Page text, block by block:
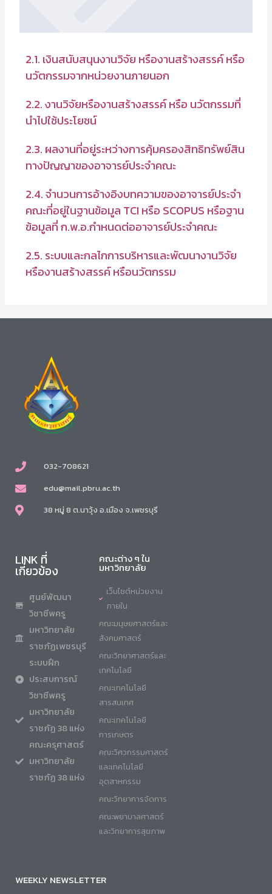
2.1. เงินสนับสนุนงานวิจัย หรืองานสร้างสรรค์ หรือ
นวัตกรรมจากหน่วยงานภายนอก
2.2. งานวิจัยหรืองานสร้างสรรค์ หรือ นวัตกรรมที่
นำไปใช้ประโยชน์
2.3. ผลงานที่อยู่ระหว่างการคุ้มครองสิทธิทรัพย์สิน
ทางปัญญาของอาจารย์ประจำคณะ
2.4. จำนวนการอ้างอิงบทความของอาจารย์ประจำ
คณะที่อยู่ในฐานข้อมูล TCI หรือ SCOPUS หรือฐาน
ข้อมูลที่ ก.พ.อ.กำหนดต่ออาจารย์ประจำคณะ
2.5. ระบบและกลไกการบริหารและพัฒนางานวิจัย
หรืองานสร้างสรรค์ หรือนวัตกรรม
032-708621
edu@mail.pbru.ac.th
38 หมู่ 8 ต.นาวุ้ง อ.เมือง จ.เพชรบุรี
LINK ที่
เกี่ยวข้อง
ศูนย์พัฒนา
วิชาชีพครู
มหาวิทยาลัย
ราชภัฏเพชรบุรี
ระบบฝึก
ประสบการณ์
วิชาชีพครู
มหาวิทยาลัย
ราชภัฏ 38 แห่ง
คณะครุศาสตร์
มหาวิทยาลัย
ราชภัฏ 38 แห่ง
คณะต่าง ๆ ใน
มหาวิทยาลัย
เว็บไซต์หน่วยงาน
ภายใน
คณะมนุษยศาสตร์และ
สังคมศาสตร์
คณะวิทยาศาสตร์และ
เทคโนโลยี
คณะเทคโนโลยี
สารสนเทศ
คณะเทคโนโลยี
การเกษตร
คณะวิศวกรรมศาสตร์
และเทคโนโลยี
อุตสาหกรรม
คณะวิทยาการจัดการ
คณะพยาบาลศาสตร์
และวิทยาการสุขภาพ
WEEKLY NEWSLETTER